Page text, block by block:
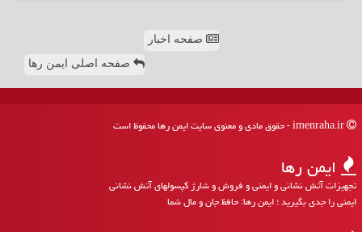
صفحه اخبار
صفحه اصلی ایمن رها
ایمن رها
تجهیزات آتش نشانی و ایمنی و فروش و شارژ کپسولهای آتش نشانی
ایمنی را جدی بگیرید ؛ ایمن رها: حافظ جان و مال شما